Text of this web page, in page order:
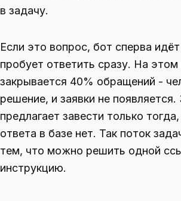
в задачу.
Если это вопрос, бот сперва
пробует ответить сразу. На этом
закрывается 40% обращений -
решение, и заявки не
предлагает завести только
ответа в базе нет. Так поток
тем, что можно решить одной
инструкцию.